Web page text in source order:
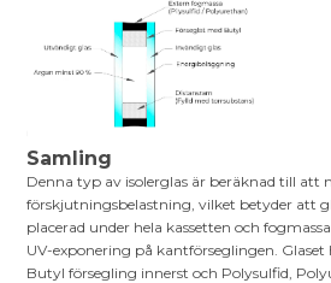
Samling
Denna typ av isolerglas är beräknad till att
förskjutningsbelastning, vilket betyder att
placerad under hela kassetten och
UV-exponering på kantförseglingen. Glaset
Butyl försegling innerst och Polysulfid,